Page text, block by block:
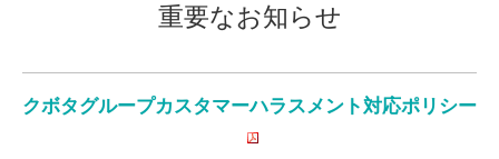
重要なお知らせ
クボタグループカスタマーハラスメント対応ポリシー